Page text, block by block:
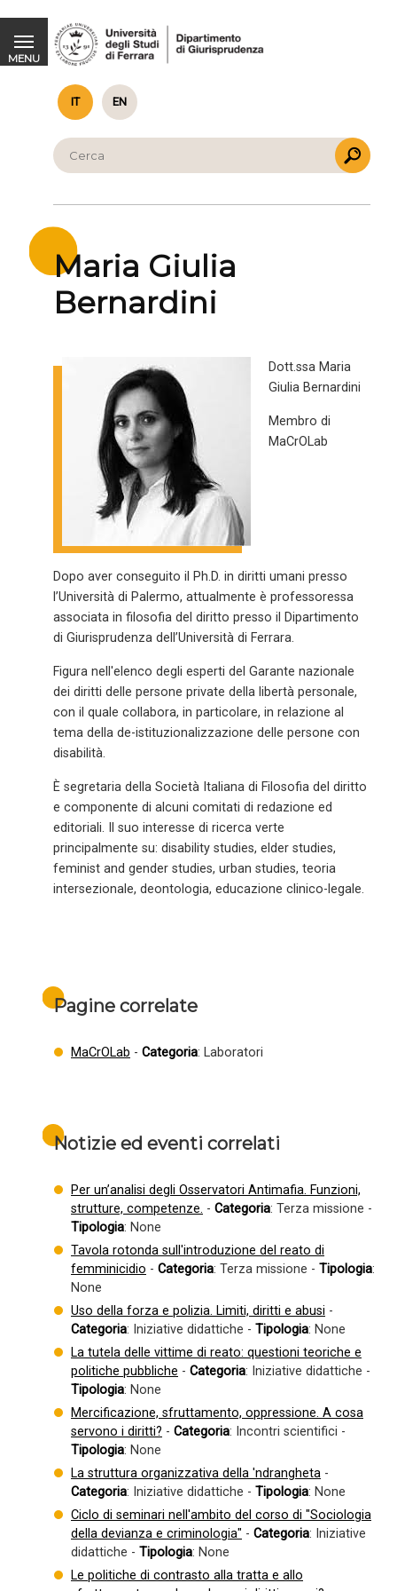
Maria Giulia
Bernardini
Dott.ssa Maria
Giulia Bernardini
Membro di
MaCrOLab
Dopo aver conseguito il Ph.D. in diritti umani presso
l’Università di Palermo, attualmente è professoressa
associata in filosofia del diritto presso il Dipartimento
di Giurisprudenza dell’Università di Ferrara.
Figura nell'elenco degli esperti del Garante nazionale
dei diritti delle persone private della libertà personale,
con il quale collabora, in particolare, in relazione al
tema della de-istituzionalizzazione delle persone con
disabilità.
È segretaria della Società Italiana di Filosofia del diritto
e componente di alcuni comitati di redazione ed
editoriali. Il suo interesse di ricerca verte
principalmente su: disability studies, elder studies,
feminist and gender studies, urban studies, teoria
intersezionale, deontologia, educazione clinico-legale.
Pagine correlate
MaCrOLab - Categoria: Laboratori
Notizie ed eventi correlati
Per un’analisi degli Osservatori Antimafia. Funzioni,
strutture, competenze. - Categoria: Terza missione -
Tipologia: None
Tavola rotonda sull'introduzione del reato di
femminicidio - Categoria: Terza missione - Tipologia:
None
Uso della forza e polizia. Limiti, diritti e abusi -
Categoria: Iniziative didattiche - Tipologia: None
La tutela delle vittime di reato: questioni teoriche e
politiche pubbliche - Categoria: Iniziative didattiche -
Tipologia: None
Mercificazione, sfruttamento, oppressione. A cosa
servono i diritti? - Categoria: Incontri scientifici -
Tipologia: None
La struttura organizzativa della 'ndrangheta -
Categoria: Iniziative didattiche - Tipologia: None
Ciclo di seminari nell'ambito del corso di "Sociologia
della devianza e criminologia" - Categoria: Iniziative
didattiche - Tipologia: None
Le politiche di contrasto alla tratta e allo
IT EN
MENU